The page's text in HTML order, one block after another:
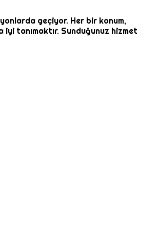
geçiyor. Her bir konum,
tanımaktır. Sunduğunuz hizmet